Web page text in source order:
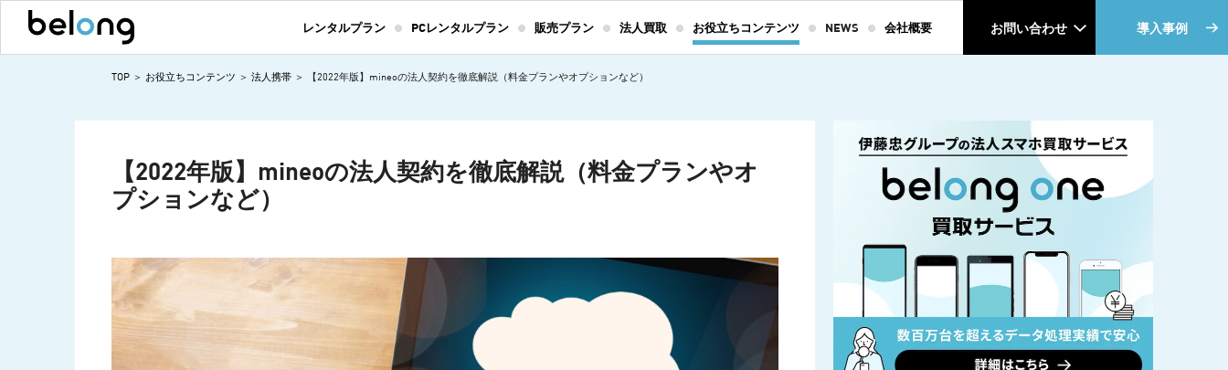
レンタルプラン PCレンタルプラン 販売プラン 法人買取 お役立ちコンテンツ NEWS 会社概要 お問い合わせ 導入事例
TOP お役立ちコンテンツ 法人携帯 【2022年版】mineoの法人契約を徹底解説（料金プランやオプションなど）
【2022年版】mineoの法人契約を徹底解説（料金プランやオ
プションなど）